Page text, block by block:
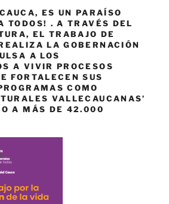
ES UN PARAÍSO
TODOS! . A TRAVÉS DEL
EL TRABAJO DE
LA GOBERNACIÓN
A LOS
A VIVIR PROCESOS
FORTALECEN SUS
COMO
VALLECAUCANAS’
A MÁS DE 42.000